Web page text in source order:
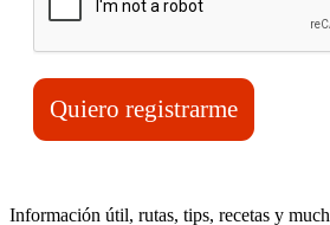
Quiero registrarme
Información útil, rutas, tips, recetas y